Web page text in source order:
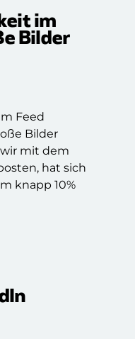
im
Bilder
Feed
Bilder
mit dem
hat sich
knapp 10%